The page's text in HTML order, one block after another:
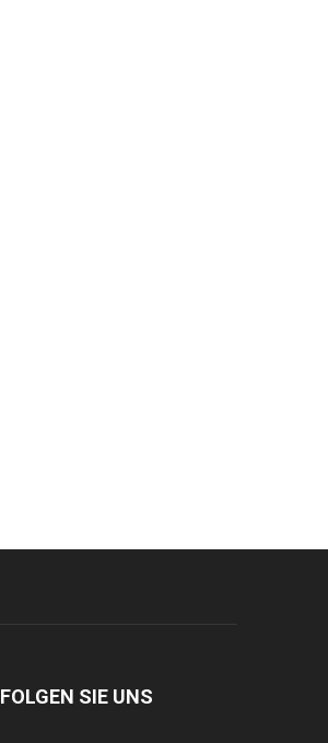
FOLGEN SIE UNS